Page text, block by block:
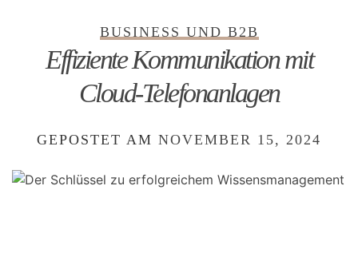
BUSINESS UND B2B
Effiziente Kommunikation mit
Cloud-Telefonanlagen
GEPOSTET AM NOVEMBER 15, 2024